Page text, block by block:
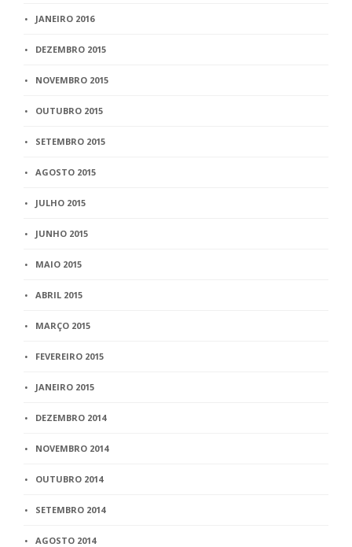
JANEIRO 2016
DEZEMBRO 2015
NOVEMBRO 2015
OUTUBRO 2015
SETEMBRO 2015
AGOSTO 2015
JULHO 2015
JUNHO 2015
MAIO 2015
ABRIL 2015
MARÇO 2015
FEVEREIRO 2015
JANEIRO 2015
DEZEMBRO 2014
NOVEMBRO 2014
OUTUBRO 2014
SETEMBRO 2014
AGOSTO 2014